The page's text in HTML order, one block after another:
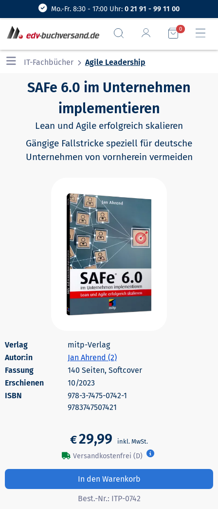
Mo.-Fr. 8:30 - 17:00 Uhr: 0 21 91 - 99 11 00
0
IT-Fachbücher Agile Leadership
SAFe 6.0 im Unternehmen
implementieren
Lean und Agile erfolgreich skalieren
Gängige Fallstricke speziell für deutsche
Unternehmen von vornherein vermeiden
mitp-Verlag
Autor:in
Jan Ahrend (2)
140 Seiten, Softcover
Erschienen
10/2023
978-3-7475-0742-1
9783747507421
€29,99
Versandkostenfrei (D)
In den Warenkorb
Best.-Nr.: ITP-0742